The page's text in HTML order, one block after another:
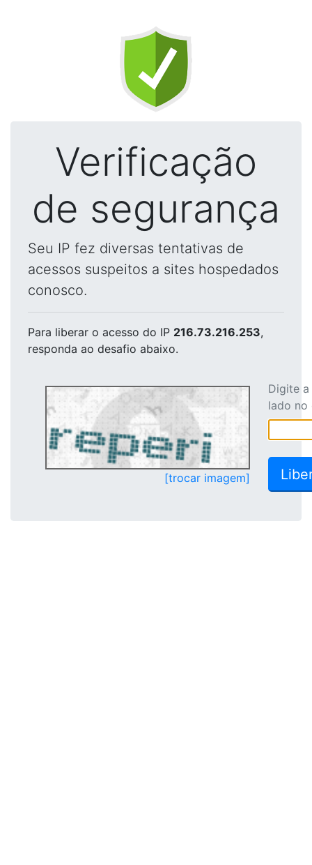
Verificação
de segurança
Seu IP fez diversas tentativas de
acessos suspeitos a sites hospedados
conosco.
Para liberar o acesso do IP 216.73.216.253,
responda ao desafio abaixo.
[trocar imagem]
Digite
lado no